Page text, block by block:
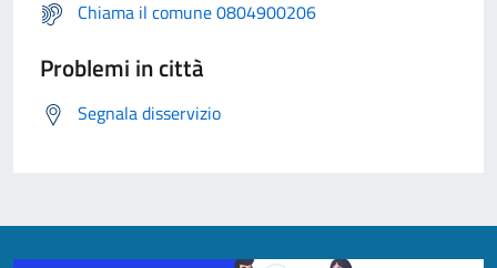
Chiama il comune 0804900206
Problemi in città
Segnala disservizio